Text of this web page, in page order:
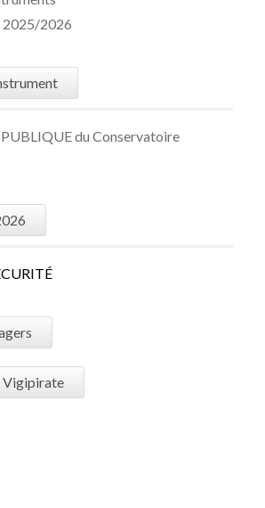
2025/2026
du Conservatoire
CURITÉ
Vigipirate